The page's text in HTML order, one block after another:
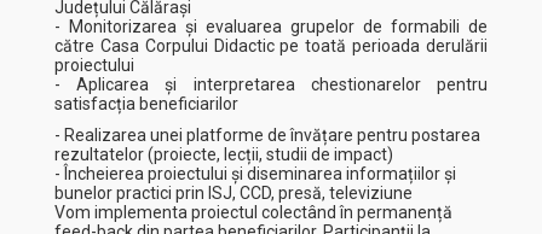
Județului Călărași
- Monitorizarea și evaluarea grupelor de formabili de
către Casa Corpului Didactic pe toată perioada derulării
proiectului
- Aplicarea și interpretarea chestionarelor pentru
satisfacția beneficiarilor
- Realizarea unei platforme de învățare pentru postarea
rezultatelor (proiecte, lecții, studii de impact)
- Încheierea proiectului și diseminarea informațiilor și
bunelor practici prin ISJ, CCD, presă, televiziune
Vom implementa proiectul colectând în permanență